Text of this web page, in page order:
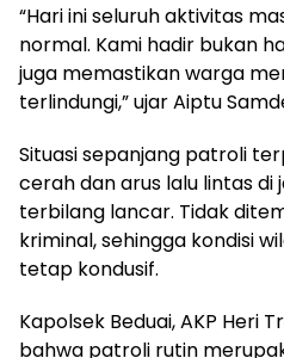
“Hari ini seluruh aktivitas
normal. Kami hadir bukan
juga memastikan warga
terlindungi,” ujar Aiptu
Situasi sepanjang patroli
cerah dan arus lalu lintas di
terbilang lancar. Tidak
kriminal, sehingga kondisi
tetap kondusif.
Kapolsek Beduai, AKP Heri
bahwa patroli rutin